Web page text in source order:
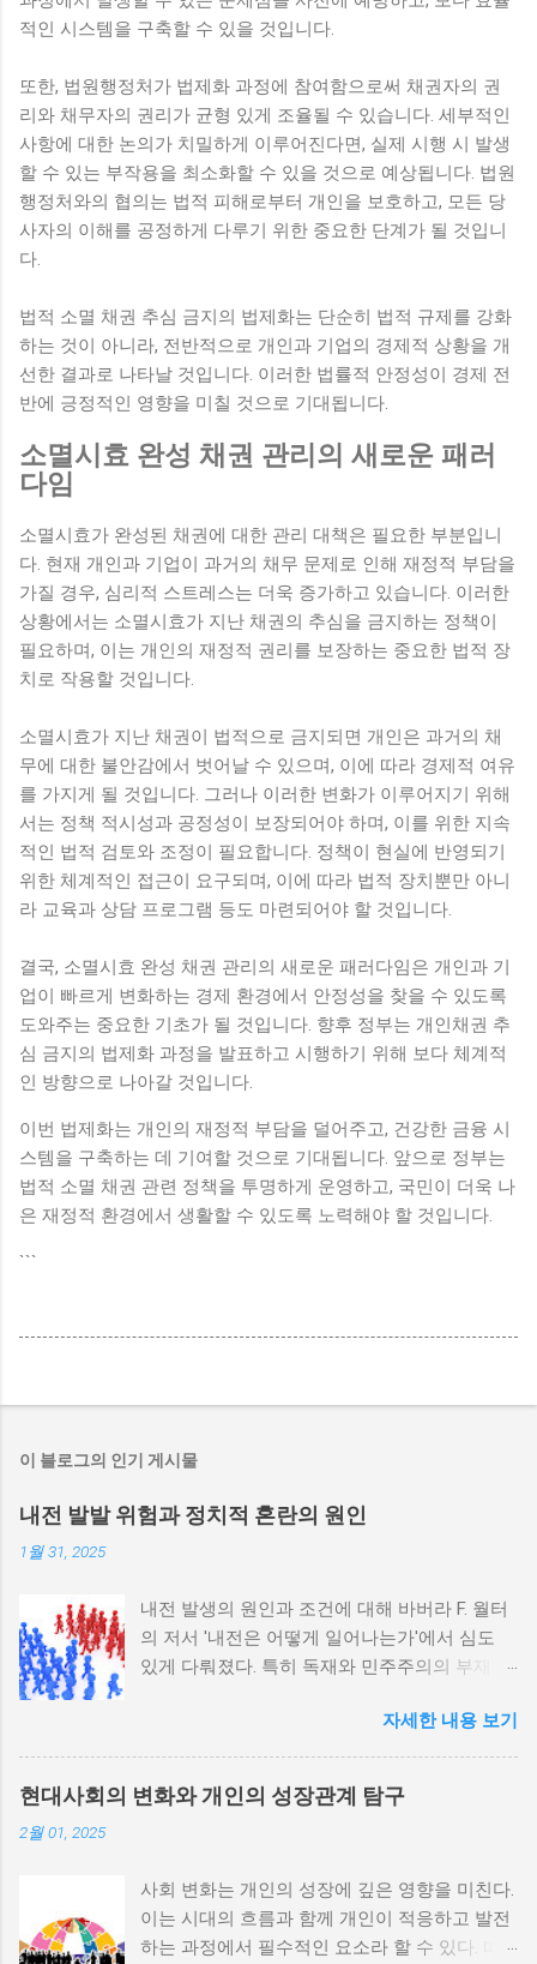
적인 시스템을 구축할 수 있을 것입니다.
또한, 법원행정처가 법제화 과정에 참여함으로써 채권자의 권
리와 채무자의 권리가 균형 있게 조율될 수 있습니다. 세부적인
사항에 대한 논의가 치밀하게 이루어진다면, 실제 시행 시 발생
할 수 있는 부작용을 최소화할 수 있을 것으로 예상됩니다. 법원
행정처와의 협의는 법적 피해로부터 개인을 보호하고, 모든 당
사자의 이해를 공정하게 다루기 위한 중요한 단계가 될 것입니
다.
법적 소멸 채권 추심 금지의 법제화는 단순히 법적 규제를 강화
하는 것이 아니라, 전반적으로 개인과 기업의 경제적 상황을 개
선한 결과로 나타날 것입니다. 이러한 법률적 안정성이 경제 전
반에 긍정적인 영향을 미칠 것으로 기대됩니다.
소멸시효 완성 채권 관리의 새로운 패러
다임
소멸시효가 완성된 채권에 대한 관리 대책은 필요한 부분입니
다. 현재 개인과 기업이 과거의 채무 문제로 인해 재정적 부담을
가질 경우, 심리적 스트레스는 더욱 증가하고 있습니다. 이러한
상황에서는 소멸시효가 지난 채권의 추심을 금지하는 정책이
필요하며, 이는 개인의 재정적 권리를 보장하는 중요한 법적 장
치로 작용할 것입니다.
소멸시효가 지난 채권이 법적으로 금지되면 개인은 과거의 채
무에 대한 불안감에서 벗어날 수 있으며, 이에 따라 경제적 여유
를 가지게 될 것입니다. 그러나 이러한 변화가 이루어지기 위해
서는 정책 적시성과 공정성이 보장되어야 하며, 이를 위한 지속
적인 법적 검토와 조정이 필요합니다. 정책이 현실에 반영되기
위한 체계적인 접근이 요구되며, 이에 따라 법적 장치뿐만 아니
라 교육과 상담 프로그램 등도 마련되어야 할 것입니다.
결국, 소멸시효 완성 채권 관리의 새로운 패러다임은 개인과 기
업이 빠르게 변화하는 경제 환경에서 안정성을 찾을 수 있도록
도와주는 중요한 기초가 될 것입니다. 향후 정부는 개인채권 추
심 금지의 법제화 과정을 발표하고 시행하기 위해 보다 체계적
인 방향으로 나아갈 것입니다.
이번 법제화는 개인의 재정적 부담을 덜어주고, 건강한 금융 시
스템을 구축하는 데 기여할 것으로 기대됩니다. 앞으로 정부는
법적 소멸 채권 관련 정책을 투명하게 운영하고, 국민이 더욱 나
은 재정적 환경에서 생활할 수 있도록 노력해야 할 것입니다.
```
이 블로그의 인기 게시물
내전 발발 위험과 정치적 혼란의 원인
1월 31, 2025
내전 발생의 원인과 조건에 대해 바버라 F. 월터
의 저서 '내전은 어떻게 일어나는가'에서 심도
있게 다뤄졌다. 특히 독재와 민주주의의 부재가
정치적 파벌화와 경제·군사 체제의 불안정성이
내전의 촉매제가 된다는 사실은 우리에게 중요
한 교훈을 준다. 정치적 불안정성과 내전 발발
위험 정치적 불안정성은 내전 발발의 핵심 요인
적 갈등이 심화되고, 이로 인해 내전의 위험이
증가한다. 이와 같은 경우, 국민들은 정부에 대
한 불만을 느끼고, 체제 전복을 위해 무장 세력
자세한 내용 보기
현대사회의 변화와 개인의 성장관계 탐구
2월 01, 2025
사회 변화는 개인의 성장에 깊은 영향을 미친다.
이는 시대의 흐름과 함께 개인이 적응하고 발전
하는 과정에서 필수적인 요소라 할 수 있다. 따